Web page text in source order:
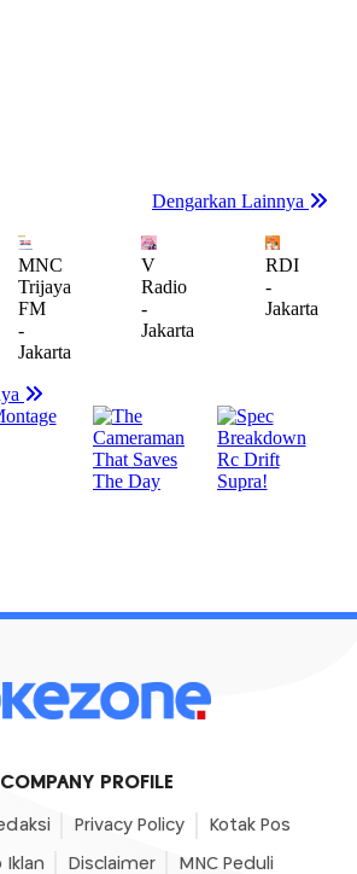
COMPANY PROFILE
Privacy Policy Kotak Pos
Iklan Disclaimer MNC Peduli